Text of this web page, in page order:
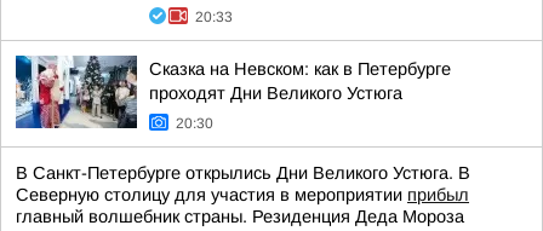
20:33
Сказка на Невском: как в Петербурге
проходят Дни Великого Устюга
20:30
В Санкт-Петербурге открылись Дни Великого Устюга. В
Северную столицу для участия в мероприятии прибыл
главный волшебник страны. Резиденция Деда Мороза